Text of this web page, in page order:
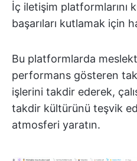
İç iletişim platformlarını
başarıları kutlamak için
Bu platformlarda
performans gösteren
işlerini takdir ederek,
takdir kültürünü teşvik
atmosferi yaratın.